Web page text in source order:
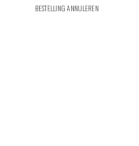
BESTELLING ANNULEREN